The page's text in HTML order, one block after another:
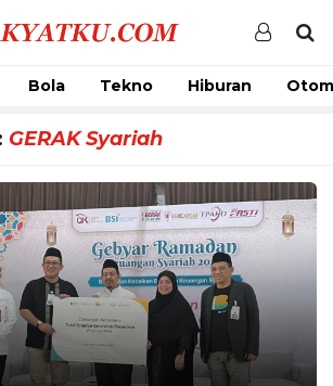
Bola Tekno Hiburan
GERAK Syariah